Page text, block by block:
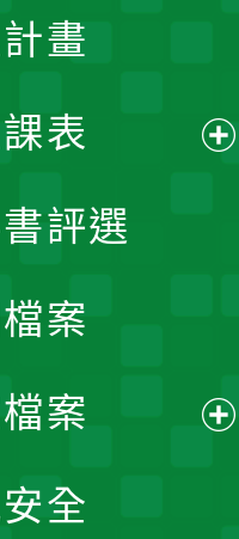
畫
表
單
評選
案
案
全